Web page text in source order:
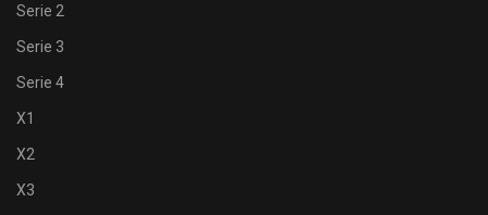
Serie 2
Serie 3
Serie 4
X1
X2
X3